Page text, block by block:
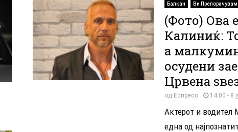
Балкан Ви
(Фото) Ова
Калиниќ:
а
осудени
Црвена
од Еспресо 14:00 - 8
Актерот и
една од